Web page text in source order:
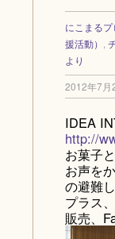
にこまる
援活動）
より
2012年7月
IDEA
http://
お菓子
お声を
の避難
プラス
販売、